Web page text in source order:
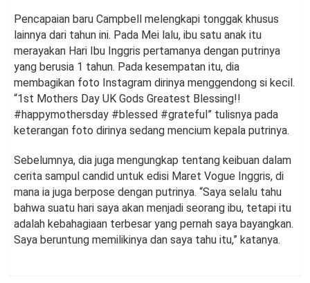
Pencapaian baru Campbell melengkapi tonggak khusus
lainnya dari tahun ini. Pada Mei lalu, ibu satu anak itu
merayakan Hari Ibu Inggris pertamanya dengan putrinya
yang berusia 1 tahun. Pada kesempatan itu, dia
membagikan foto Instagram dirinya menggendong si kecil.
“1st Mothers Day UK Gods Greatest Blessing!!
#happymothersday #blessed #grateful” tulisnya pada
keterangan foto dirinya sedang mencium kepala putrinya.
Sebelumnya, dia juga mengungkap tentang keibuan dalam
cerita sampul candid untuk edisi Maret Vogue Inggris, di
mana ia juga berpose dengan putrinya. “Saya selalu tahu
bahwa suatu hari saya akan menjadi seorang ibu, tetapi itu
adalah kebahagiaan terbesar yang pernah saya bayangkan.
Saya beruntung memilikinya dan saya tahu itu,” katanya.